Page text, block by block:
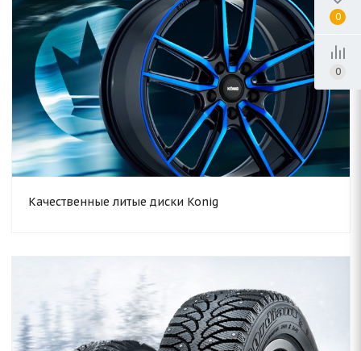
Качественные литые диски Konig
0
0